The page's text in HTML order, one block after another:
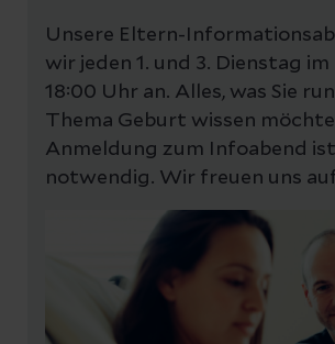
Unsere Eltern-
wir jeden 1. und 3. Dienstag
18:00 Uhr an. Alles, was Sie
Thema Geburt wissen
Anmeldung zum Infoabend
notwendig. Wir freuen uns auf